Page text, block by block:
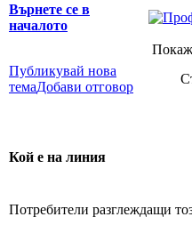
Върнете се в
началото
Публикувай нова
темаДобави отговор
Кой е на линия
Потребители разглеждащи